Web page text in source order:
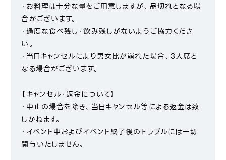
・お料理は十分な量をご用意しますが、品切れとなる場
合がございます。
・過度な食べ残し・飲み残しがないようご協力くださ
い。
・当日キャンセルにより男女比が崩れた場合、3人席と
なる場合がございます。
【キャンセル・返金について】
・中止の場合を除き、当日キャンセル等による返金は致
しかねます。
・イベント中およびイベント終了後のトラブルには一切
関与いたしません。